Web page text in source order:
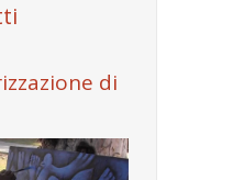
di